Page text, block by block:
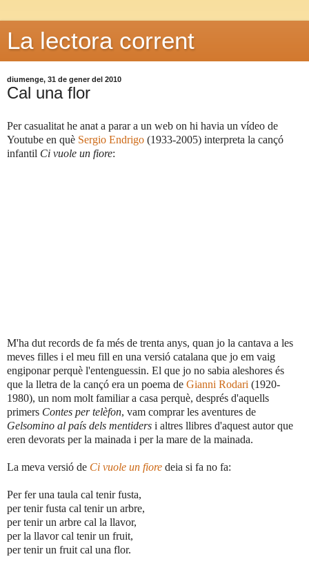
La lectora corrent
diumenge, 31 de gener del 2010
Cal una flor
Per casualitat he anat a parar a un web on hi havia un vídeo de
Youtube en què Sergio Endrigo (1933-2005) interpreta la cançó
infantil Ci vuole un fiore:
M'ha dut records de fa més de trenta anys, quan jo la cantava a les
meves filles i el meu fill en una versió catalana que jo em vaig
engiponar perquè l'entenguessin. El que jo no sabia aleshores és
que la lletra de la cançó era un poema de Gianni Rodari (1920-
1980), un nom molt familiar a casa perquè, després d'aquells
primers Contes per telèfon, vam comprarles aventures de
Gelsomino al país dels mentiders i altres llibres d'aquest autor que
eren devorats per la mainada i per la mare de la mainada.
La meva versió de Ci vuole un fiore deia si fa no fa:
Per fer una taula cal tenir fusta,
per tenir fusta cal tenir un arbre,
per tenir un arbre cal la llavor,
per la llavor cal tenir un fruit,
per tenir un fruit cal una flor.